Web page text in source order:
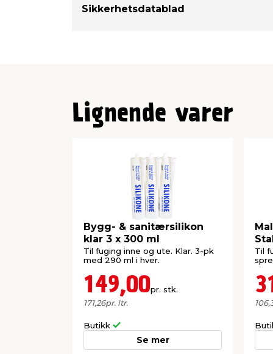
Sikkerhetsdatablad
Lignende varer
Bygg- & sanitærsilikon
klar 3 x 300 ml
Til fuging inne og ute. Klar. 3-pk
med 290 ml i hver.
149,00pr. stk.
171,26pr. ltr.
Butikk
Se mer
Til